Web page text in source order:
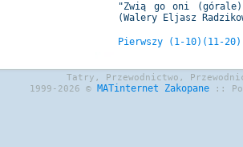
"Zwią go oni
(Walery Eljasz
Pierwszy (1-10) (11-20)
Tatry, Przewodnictwo,
1999-2026 © MATinternet Zakopane ::